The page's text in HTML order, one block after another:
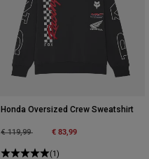
Honda Oversized Crew Sweatshirt
Price reduced from
€ 119,99to € 83,99
(1)